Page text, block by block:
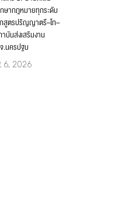
ตร์ SPU เปิดเส้น
ษากฎหมายทุกระดับ
สูตรปริญญาตรี–โท–
นส่งเสริมงาน